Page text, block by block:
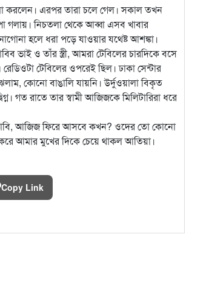
করলেন। এরপর তারা চলে গেল। সকাল তখন
গলায়। নিচতলা থেকে আব্বা এসব খাবার
হলে ধরা পড়ে যাওয়ার যথেষ্ট আশঙ্কা।
ভাই ও তাঁর স্ত্রী, আমরা টেবিলের চারদিকে বসে
টেবিলের ওপরেই ছিল। ঢাকা সেন্টার
কোনো বাঙালি যায়নি। উর্দুওয়ালা বিকৃত
গত রাতে তার স্বামী আজিজকে মিলিটারিরা ধরে
ভাবি, আজিজ ফিরে আসবে কখন? ওদের তো কোনো
আমার মুখের দিকে চেয়ে থাকল আতিয়া।
Copy Link